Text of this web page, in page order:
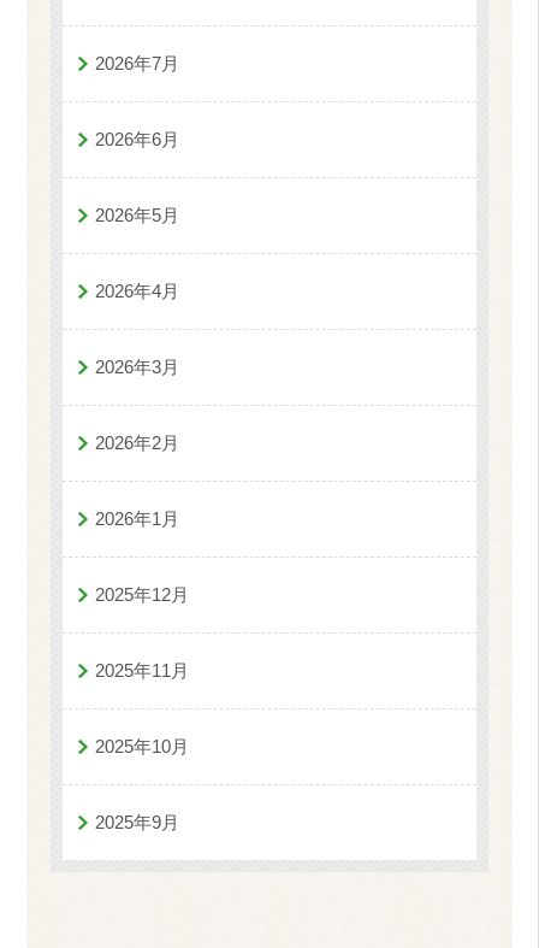
2026年7月
2026年6月
2026年5月
2026年4月
2026年3月
2026年2月
2026年1月
2025年12月
2025年11月
2025年10月
2025年9月